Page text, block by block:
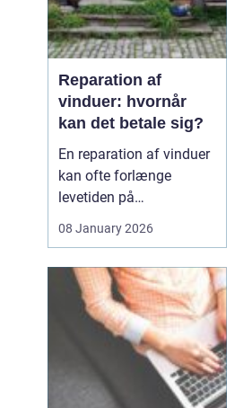
Reparation af
vinduer: hvornår
kan det betale sig?
En reparation af vinduer
kan ofte forlænge
levetiden på
glas med mange år. For
valget mellem at
reparere eller udskifte
hele vinduet, og
beslutningen har både
08 January 2026